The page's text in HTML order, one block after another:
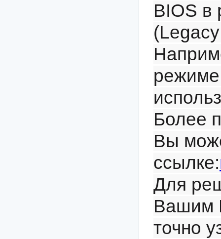
BIOS в
Более
Вы
ссылке:
Для
Вашим
точно